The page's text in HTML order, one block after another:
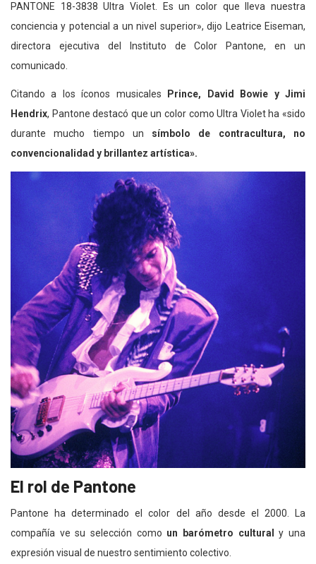
PANTONE 18-3838 Ultra Violet. Es un color que lleva nuestra
conciencia y potencial a un nivel superior», dijo Leatrice Eiseman,
directora ejecutiva del Instituto de Color Pantone, en un
comunicado.
Citando a los íconos musicales
Prince, David Bowie y Jimi
Hendrix, Pantone destacó que un color como Ultra Violet ha «sido
durante mucho tiempo un símbolo de contracultura, no
convencionalidad y brillantez artística».
El rol de Pantone
Pantone ha determinado el color del año desde el 2000. La
compañía ve su selección como un barómetro cultural y una
expresión visual de nuestro sentimiento colectivo.